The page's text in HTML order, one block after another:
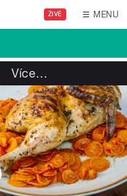
ŽIVĚ MENU
Více…